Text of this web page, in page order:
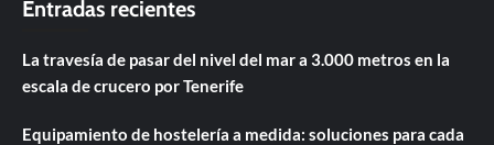
Entradas recientes
La travesía de pasar del nivel del mar a 3.000 metros en la
escala de crucero por Tenerife
Equipamiento de hostelería a medida: soluciones para cada